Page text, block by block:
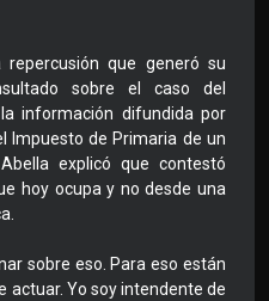
que generó su
sobre el caso del
información difundida por
Impuesto de Primaria de un
explicó que contestó
hoy ocupa y no desde una
sobre eso. Para eso están
actuar. Yo soy intendente de